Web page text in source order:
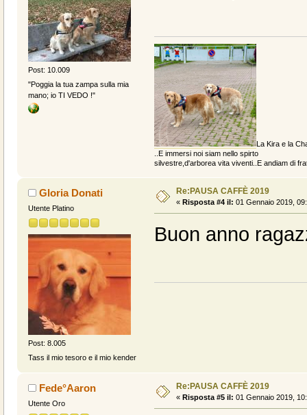
Post: 10.009
"Poggia la tua zampa sulla mia
mano; io TI VEDO !"
La Kira e la
..E immersi noi siam nello spirto
silvestre,d'arborea vita viventi..E andiam di
Gloria Donati
Utente Platino
Post: 8.005
Tass il mio tesoro e il mio kender
Re:PAUSA CAFFÈ 2019
« Risposta #4 il: 01 Gennaio 2019,
Buon anno
Fede°Aaron
Utente Oro
Re:PAUSA CAFFÈ 2019
« Risposta #5 il: 01 Gennaio 2019,